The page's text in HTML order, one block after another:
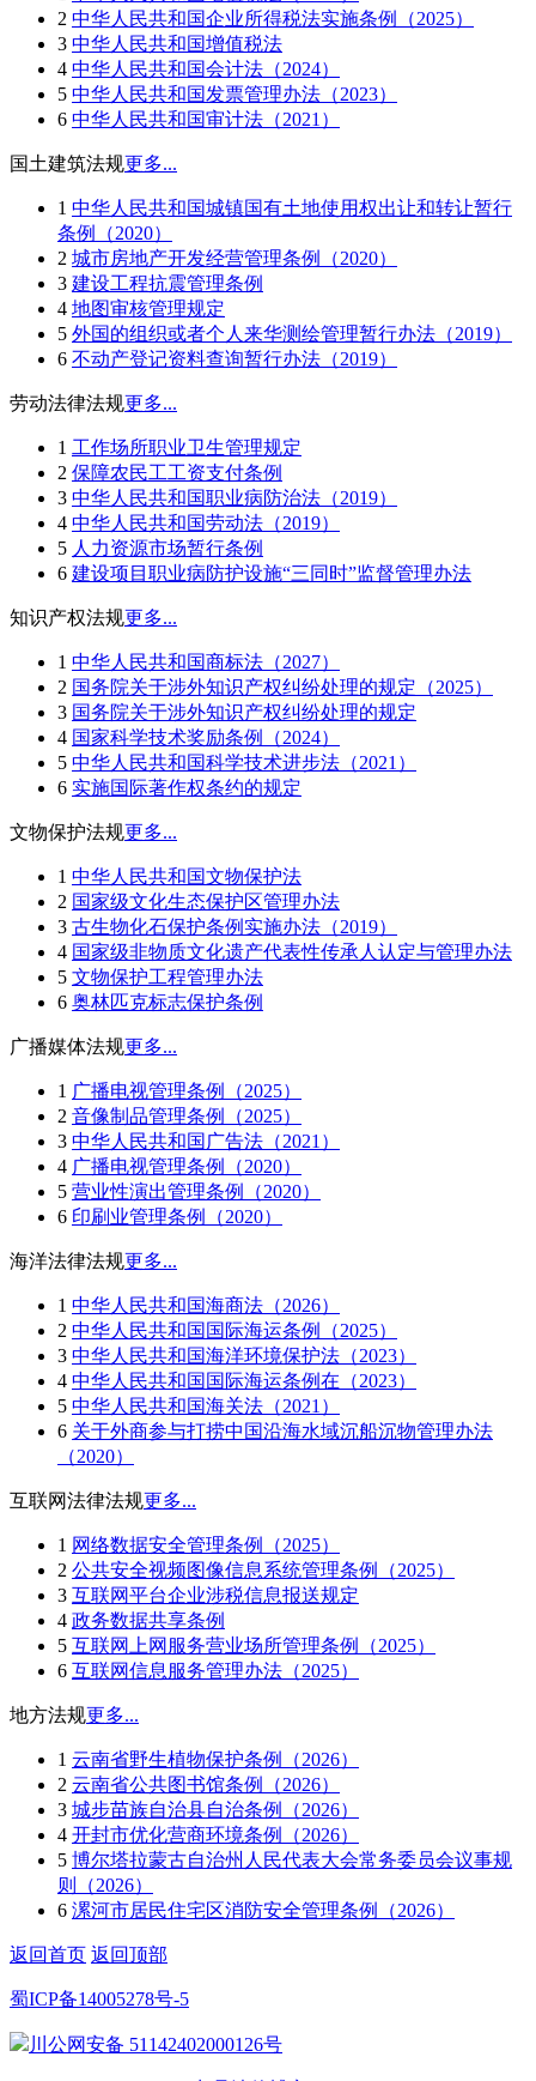
2 中华人民共和国企业所得税法实施条例（2025）
3 中华人民共和国增值税法
4 中华人民共和国会计法（2024）
5 中华人民共和国发票管理办法（2023）
6 中华人民共和国审计法（2021）
国土建筑法规更多...
1 中华人民共和国城镇国有土地使用权出让和转让暂行
条例（2020）
2 城市房地产开发经营管理条例（2020）
3 建设工程抗震管理条例
4 地图审核管理规定
5 外国的组织或者个人来华测绘管理暂行办法（2019）
6 不动产登记资料查询暂行办法（2019）
劳动法律法规更多...
1 工作场所职业卫生管理规定
2 保障农民工工资支付条例
3 中华人民共和国职业病防治法（2019）
4 中华人民共和国劳动法（2019）
5 人力资源市场暂行条例
6 建设项目职业病防护设施“三同时”监督管理办法
知识产权法规更多...
1 中华人民共和国商标法（2027）
2 国务院关于涉外知识产权纠纷处理的规定（2025）
3 国务院关于涉外知识产权纠纷处理的规定
4 国家科学技术奖励条例（2024）
5 中华人民共和国科学技术进步法（2021）
6 实施国际著作权条约的规定
文物保护法规更多...
1 中华人民共和国文物保护法
2 国家级文化生态保护区管理办法
3 古生物化石保护条例实施办法（2019）
4 国家级非物质文化遗产代表性传承人认定与管理办法
5 文物保护工程管理办法
6 奥林匹克标志保护条例
广播媒体法规更多...
1 广播电视管理条例（2025）
2 音像制品管理条例（2025）
3 中华人民共和国广告法（2021）
4 广播电视管理条例（2020）
5 营业性演出管理条例（2020）
6 印刷业管理条例（2020）
海洋法律法规更多...
1 中华人民共和国海商法（2026）
2 中华人民共和国国际海运条例（2025）
3 中华人民共和国海洋环境保护法（2023）
4 中华人民共和国国际海运条例在（2023）
5 中华人民共和国海关法（2021）
6 关于外商参与打捞中国沿海水域沉船沉物管理办法
（2020）
互联网法律法规更多...
1 网络数据安全管理条例（2025）
2 公共安全视频图像信息系统管理条例（2025）
3 互联网平台企业涉税信息报送规定
4 政务数据共享条例
5 互联网上网服务营业场所管理条例（2025）
6 互联网信息服务管理办法（2025）
地方法规更多...
1 云南省野生植物保护条例（2026）
2 云南省公共图书馆条例（2026）
3 城步苗族自治县自治条例（2026）
4 开封市优化营商环境条例（2026）
5 博尔塔拉蒙古自治州人民代表大会常务委员会议事规
则（2026）
6 漯河市居民住宅区消防安全管理条例（2026）
返回首页 返回顶部
蜀ICP备14005278号-5
川公网安备 51142402000126号